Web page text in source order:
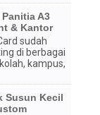
A3
& Kantor
sudah
di berbagai
kampus,
Susun Kecil